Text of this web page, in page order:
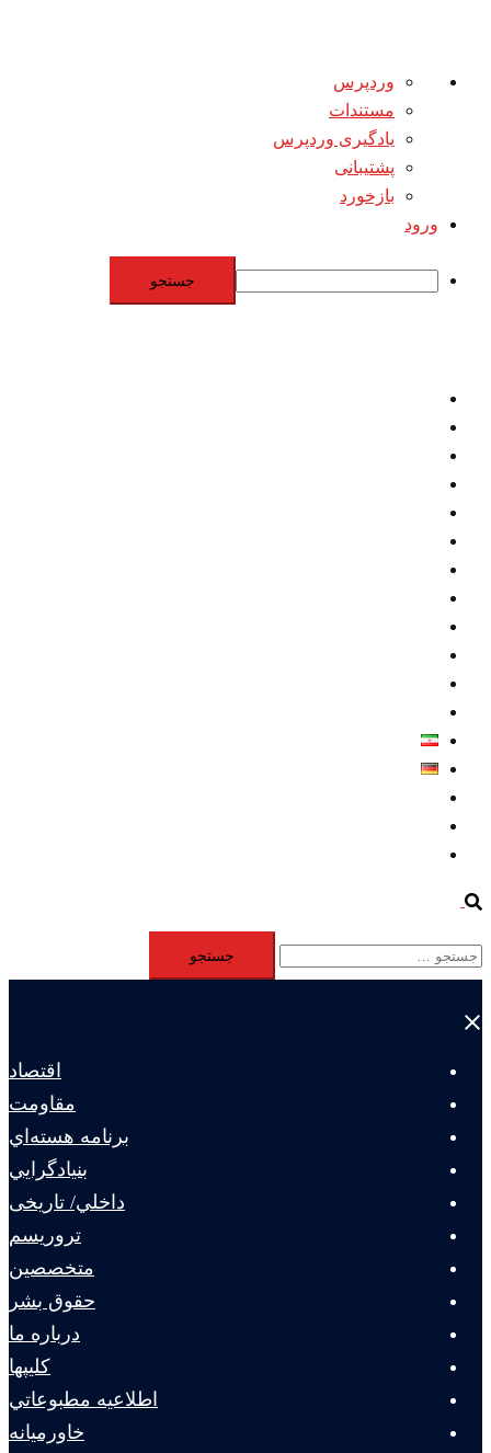
درباره
وردپرس
وردپرس
مستندات
یادگیری وردپرس
پشتیبانی
بازخورد
ورود
جستجو
Search
جستجو
برای:
Close
اقتصاد
مقاومت
برنامه هسته‌اي
بنيادگرايي
داخلي/ تاریخی
تروريسم
متخصصين
حقوق بشر
درباره ما
كليپها
اطلاعيه مطبوعاتي
خاورميانه